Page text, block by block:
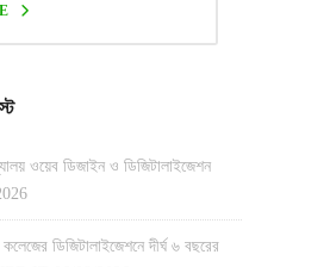
ওয়েব ডিজাইন ও ডিজিটালাইজেশন
কলেজের ডিজিটালাইজেশনে দীর্ঘ ৬ বছরের